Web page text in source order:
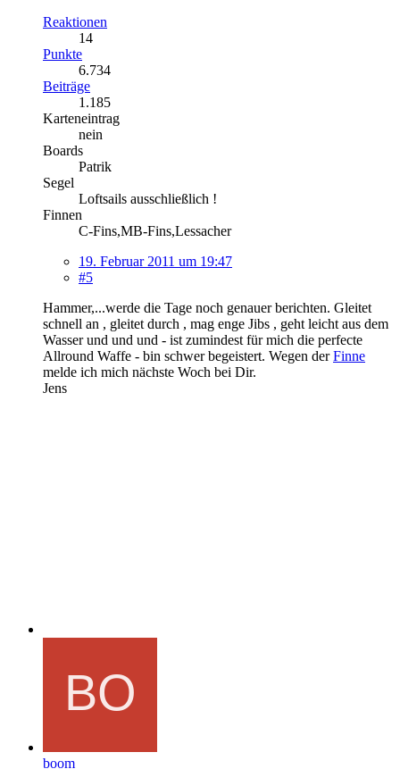
Reaktionen
14
Punkte
6.734
Beiträge
1.185
Karteneintrag
nein
Boards
Patrik
Segel
Loftsails ausschließlich !
Finnen
C-Fins,MB-Fins,Lessacher
19. Februar 2011 um 19:47
#5
Hammer,...werde die Tage noch genauer berichten. Gleitet
schnell an , gleitet durch , mag enge Jibs , geht leicht aus dem
Wasser und und und - ist zumindest für mich die perfecte
Allround Waffe - bin schwer begeistert. Wegen derFinne
melde ich mich nächste Woch bei Dir.
Jens
boom